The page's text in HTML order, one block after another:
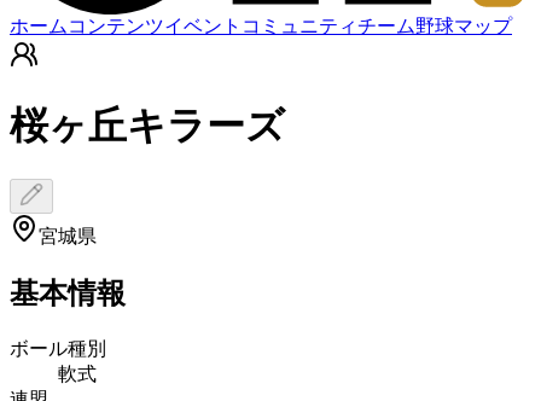
ホーム コンテンツイベント コミュニティチーム野球マップ
桜ヶ丘キラーズ
宮城県
基本情報
ボール種別
軟式